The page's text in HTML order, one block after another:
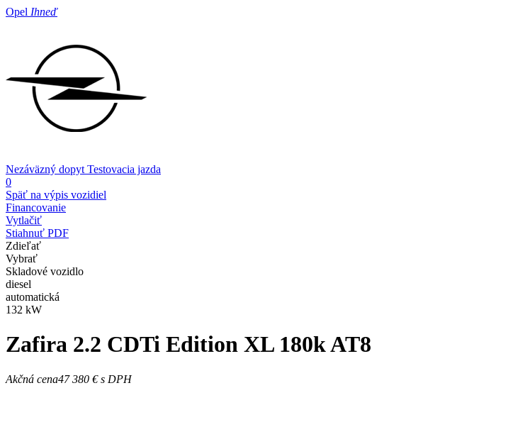
Opel Ihneď
Nezáväzný dopyt Testovacia jazda
0
Späť na výpis vozidiel
Financovanie
Vytlačiť
Stiahnuť PDF
Zdieľať
Vybrať
Skladové vozidlo
diesel
automatická
132 kW
Zafira 2.2 CDTi Edition XL 180k AT8
Akčná cena47 380 €s DPH